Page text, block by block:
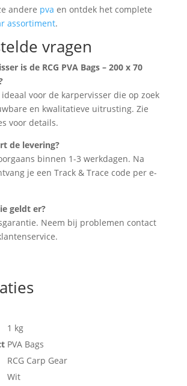
andere pva en ontdek het complete
assortiment.
vragen
is de RCG PVA Bags – 200 x 70
voor de karpervisser die op zoek
en kwalitatieve uitrusting. Zie
voor details.
de levering?
binnen 1-3 werkdagen. Na
je een Track & Trace code per e-
geldt er?
Neem bij problemen contact
1 kg
PVA Bags
RCG Carp Gear
Wit